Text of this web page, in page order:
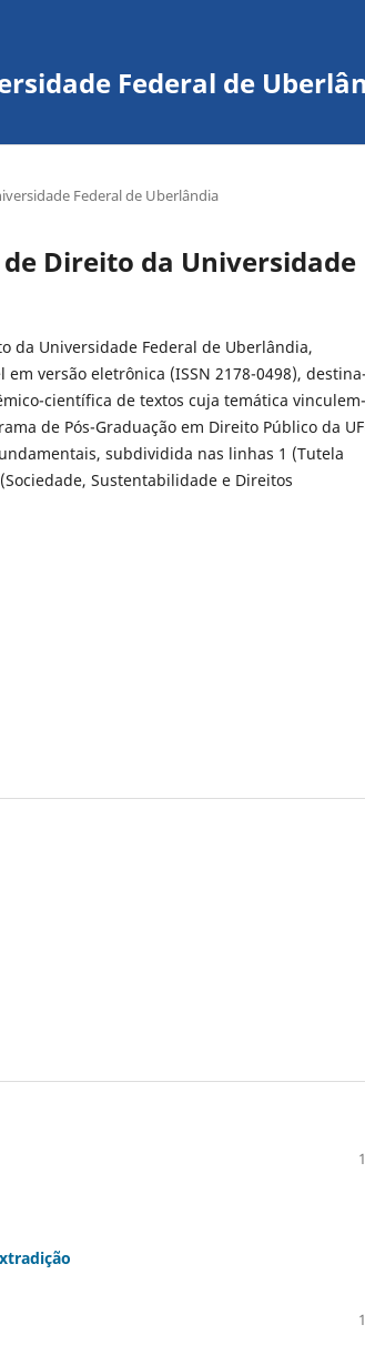
Federal de
Federal de Uberlândia
de Direito da Universidade
da Universidade Federal de Uberlândia,
versão eletrônica (ISSN 2178-0498),
científica de textos cuja temática
de Pós-Graduação em Direito Público da
subdividida nas linhas 1 (Tutela
Sustentabilidade e Direitos